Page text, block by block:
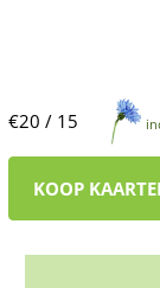
€20 / 15
KOOP